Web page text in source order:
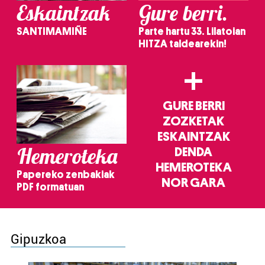
Eskaintzak
SANTIMAMIÑE
Gure berri.
Parte hartu 33. Lilatoian
HITZA taldearekin!
Hemeroteka
Papereko zenbakiak
PDF formatuan
+
GURE BERRI
ZOZKETAK
ESKAINTZAK
DENDA
HEMEROTEKA
NOR GARA
Gipuzkoa